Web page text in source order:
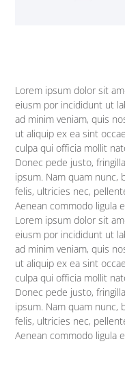
Lorem ipsum dolor sit
eiusm por incididunt ut
ad minim veniam, quis
ut aliquip ex ea sint
culpa qui officia mollit
Donec pede justo,
ipsum. Nam quam nunc,
felis, ultricies nec,
Aenean commodo ligula
Lorem ipsum dolor sit
eiusm por incididunt ut
ad minim veniam, quis
ut aliquip ex ea sint
culpa qui officia mollit
Donec pede justo,
ipsum. Nam quam nunc,
felis, ultricies nec,
Aenean commodo ligula